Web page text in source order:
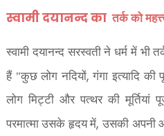
स्वामी दयानन्द कातर्क को
स्वामी दयानन्द सरस्वती ने धर्म में भी
हैं "कुछ लोग नदियों,गंगा इत्यादि
लोग मिट्टी और पत्थर की मूर्तियां
परमात्मा उसके हृदय में, उसकी अपनी